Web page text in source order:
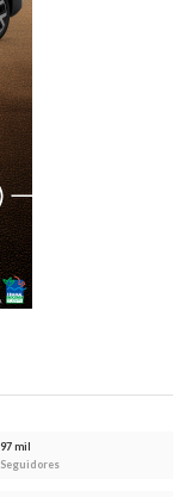
97 mil
Seguidores